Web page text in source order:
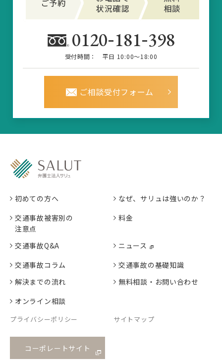
0120-181-398
受付時間： 平日 10:00～18:00
ご相談受付フォーム
初めての方へ
なぜ、サリュは強いのか？
交通事故被害別の
注意点
料金
交通事故Q&A
ニュース
交通事故コラム
交通事故の基礎知識
解決までの流れ
無料相談・お問い合わせ
オンライン相談
プライバシーポリシー サイトマップ
コーポレートサイト